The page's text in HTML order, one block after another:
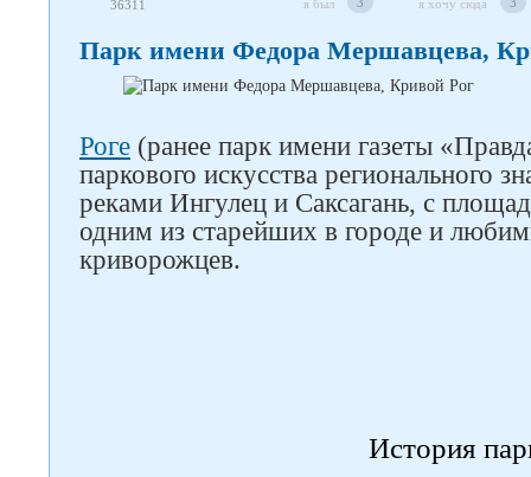
36311 я был я хочу сюда
Парк имени Федора Мершавцева,
Роге (ранее парк имени газеты
паркового искусства регионального
реками Ингулец и Саксагань, с
одним из старейших в городе и
криворожцев.
История